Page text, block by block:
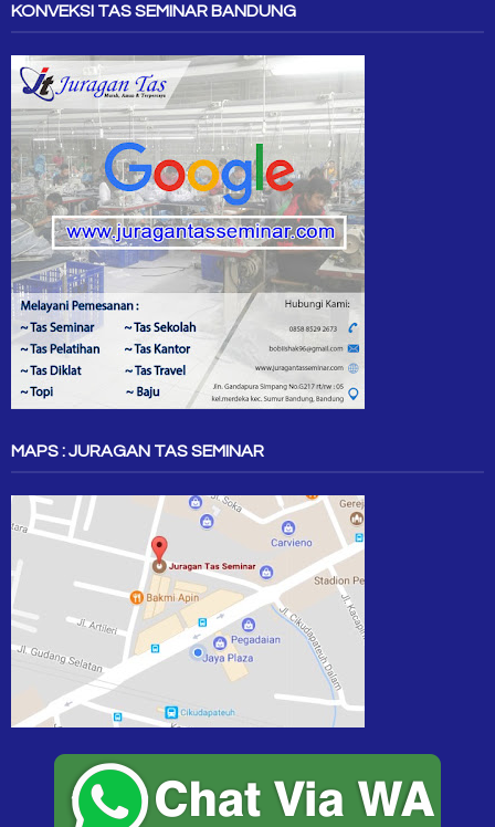
KONVEKSI TAS SEMINAR BANDUNG
MAPS : JURAGAN TAS SEMINAR